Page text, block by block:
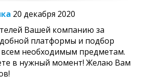
20 декабря 2020
Вашей компанию за
платформы и подбор
всем необходимым предметам.
в нужный момент! Желаю Вам